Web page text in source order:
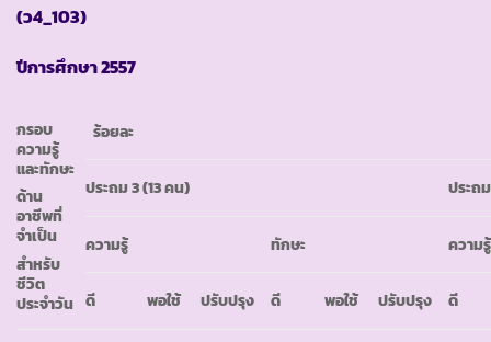
(ว4_103)
ปีการศึกษา2557
กรอบ
ความรู้
และทักษะ
ด้าน
อาชีพที่
จำเป็น
สำหรับ
ชีวิต
ประจำวัน
ร้อยละ
ประถม3 (13 คน) ประถม
ความรู้ ทักษะ ความรู้
ดี พอใช้ ปรับปรุง ดี พอใช้ ปรับปรุง ดี